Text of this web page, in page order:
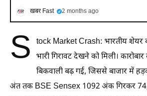
ख़बर Fast 2 months ago
S
tock Market Crash: भारतीय शेयर
भारी गिरावट देखने को मिली।
बिकवाली बढ़ गई, जिससे बाजार में
अंत तक BSE Sensex 1092 अंक गिरकर